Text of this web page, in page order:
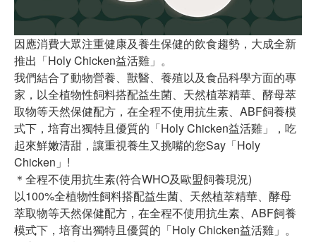
因應消費大眾注重健康及養生保健的飲食趨勢，大成全新
推出「Holy Chicken益活雞」。
我們結合了動物營養、獸醫、養殖以及食品科學方面的專
家，以全植物性飼料搭配益生菌、天然植萃精華、酵母萃
取物等天然保健配方，在全程不使用抗生素、ABF飼養模
式下，培育出獨特且優質的「Holy Chicken益活雞」，吃
起來鮮嫩清甜，讓重視養生又挑嘴的您Say「Holy
Chicken」!
＊全程不使用抗生素(符合WHO及歐盟飼養現況)
以100%全植物性飼料搭配益生菌、天然植萃精華、酵母
萃取物等天然保健配方，在全程不使用抗生素、ABF飼養
模式下，培育出獨特且優質的「Holy Chicken益活雞」。